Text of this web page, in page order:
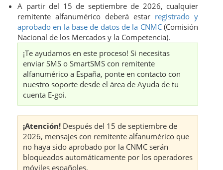
A partir del 15 de septiembre de 2026, cualquier
remitente alfanumérico deberá estar registrado y
aprobado en la base de datos de la CNMC(Comisión
Nacional de los Mercados y la Competencia).
¡Te ayudamos en este proceso! Si necesitas
enviar SMS o SmartSMS con remitente
alfanumérico a España, ponte en contacto con
nuestro soporte desde el área de Ayuda de tu
cuenta E-goi.
¡Atención! Después del 15 de septiembre de
2026, mensajes con remitente alfanumérico que
no haya sido aprobado por la CNMC serán
bloqueados automáticamente por los operadores
móviles españoles.